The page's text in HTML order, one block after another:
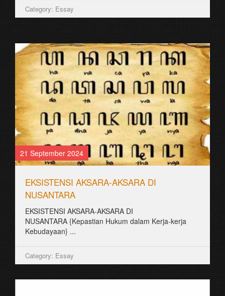
Category: Essay
21 September 2024
EKSISTENSI AKSARA-AKSARA DI
NUSANTARA
EKSISTENSI AKSARA-AKSARA DI
NUSANTARA {Kepastian Hukum dalam Kerja-kerja
Kebudayaan} ...
Category: Essay